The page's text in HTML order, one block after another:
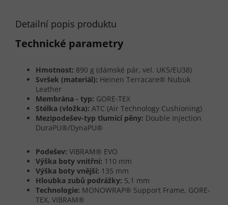
Detailní popis produktu
Technické parametry
Hmotnost: 890 g (dámské pár, vel. UK5/EU38)
Svršek (materiál): Heinen Terracare® Nubuk
Leather
Membrána - typ: GORE-TEX
Stélka (vložka): ATC (Air Technology Cushioning)
Mezipodešev-typ tlumící pěny: Double Injection
DuraPU®/DynaPU®
Podešev: VIBRAM® EVO
Výška boty vnitřní: 110 mm
Výška boty vnější: 135 mm
Hloubka zubů podrážky: 5,1 mm
Technologie: MONOWRAP® Support Frame, GORE-
TEX, VIBRAM®